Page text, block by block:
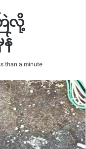
ြဲလို့
than a minute